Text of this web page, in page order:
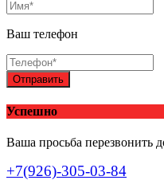
Ваш телефон
Отправить
Успешно
Ваша просьба перезвонить
+7(926)-305-03-84